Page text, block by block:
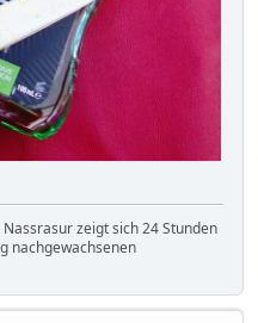
zeigt sich 24 Stunden
nachgewachsenen